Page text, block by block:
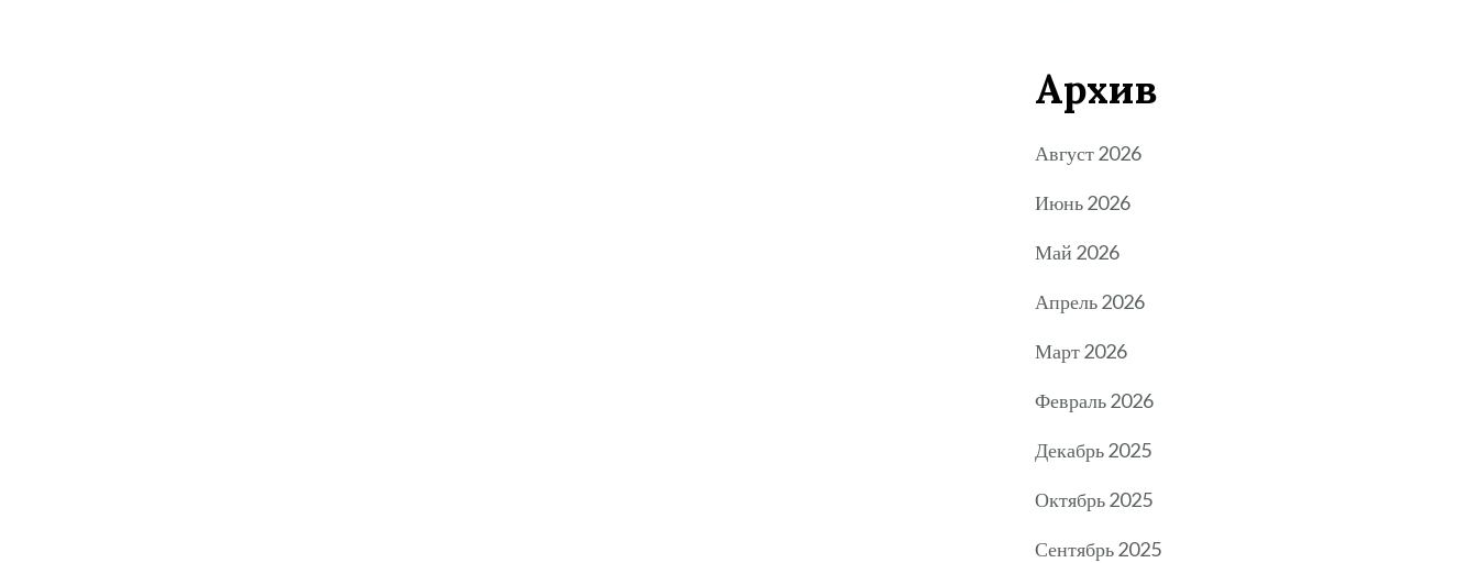
Архив
Август 2026
Июнь 2026
Май 2026
Апрель 2026
Март 2026
Февраль 2026
Декабрь 2025
Октябрь 2025
Сентябрь 2025